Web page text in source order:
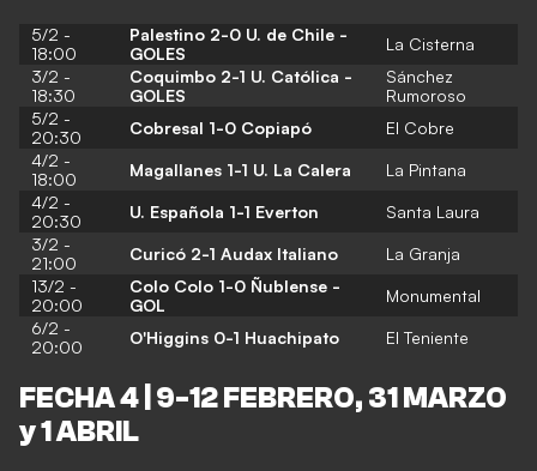
5/2 -
18:00
Palestino 2-0 U. de Chile -
GOLES
La Cisterna
3/2 -
18:30
Coquimbo 2-1 U. Católica -
GOLES
Sánchez
Rumoroso
5/2 -
20:30
Cobresal 1-0 Copiapó
El Cobre
4/2 -
18:00
Magallanes 1-1 U. La Calera
La Pintana
4/2 -
20:30
U. Española 1-1 Everton
Santa Laura
3/2 -
21:00
Curicó 2-1 Audax Italiano
La Granja
13/2 -
20:00
Colo Colo 1-0 Ñublense -
GOL
Monumental
6/2 -
20:00
O'Higgins 0-1 Huachipato El Teniente
FECHA 4 | 9-12 FEBRERO, 31 MARZO
y 1 ABRIL